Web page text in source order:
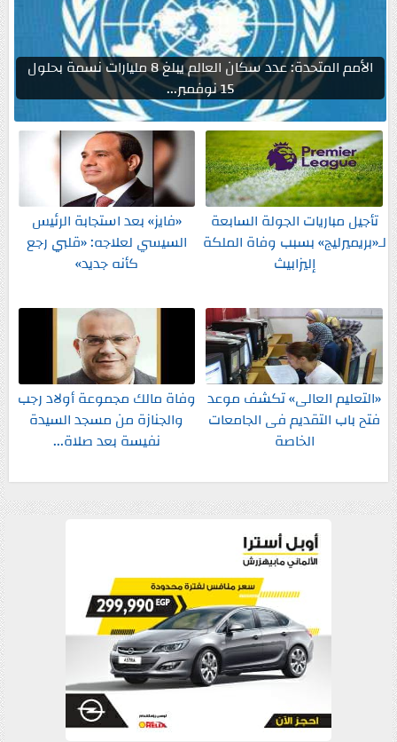
الأمم المتحدة: عدد سكان العالم يبلغ 8 مليارات نسمة بحلول
15 نوفمبر...
تأجيل مباريات الجولة السابعة
لـ«بريميرليج» بسبب وفاة الملكة
إليزابيث
«فايز» بعد استجابة الرئيس
السيسي لعلاجه: «قلبي رجع
كأنه جديد»
«التعليم العالى» تكشف موعد
فتح باب التقديم فى الجامعات
الخاصة
وفاة مالك مجموعة أولاد رجب
والجنازة من مسجد السيدة
نفيسة بعد صلاة...